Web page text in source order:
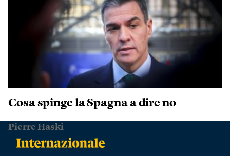
Cosa spinge la Spagna a dire no
Pierre Haski